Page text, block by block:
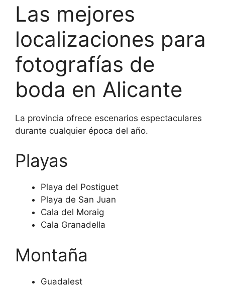
Las mejores
localizaciones para
fotografías de
boda en Alicante
La provincia ofrece escenarios espectaculares
durante cualquier época del año.
Playas
Playa del Postiguet
Playa de San Juan
Cala del Moraig
Cala Granadella
Montaña
Guadalest